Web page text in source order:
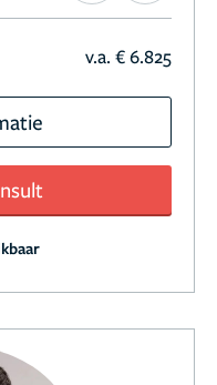
v.a. € 6.825